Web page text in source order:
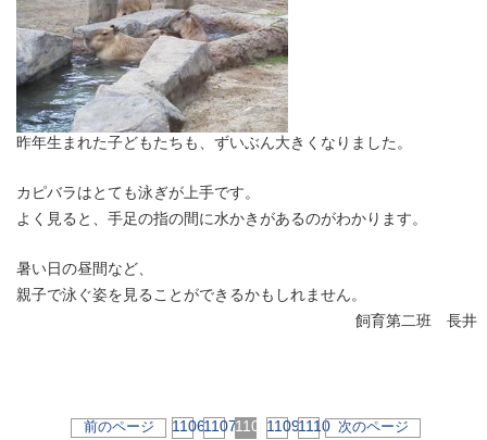
昨年生まれた子どもたちも、ずいぶん大きくなりました。
カピバラはとても泳ぎが上手です。
よく見ると、手足の指の間に水かきがあるのがわかります。
暑い日の昼間など、
親子で泳ぐ姿を見ることができるかもしれません。
飼育第二班 長井
前のページ 11061107110811091110 次のページ